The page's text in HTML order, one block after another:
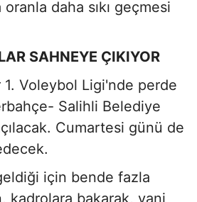
daha sıkı geçmesi
SAHNEYE ÇIKIYOR
Voleybol Ligi'nde perde
Salihli Belediye
Cumartesi günü de
için bende fazla
kadrolara bakarak, yani